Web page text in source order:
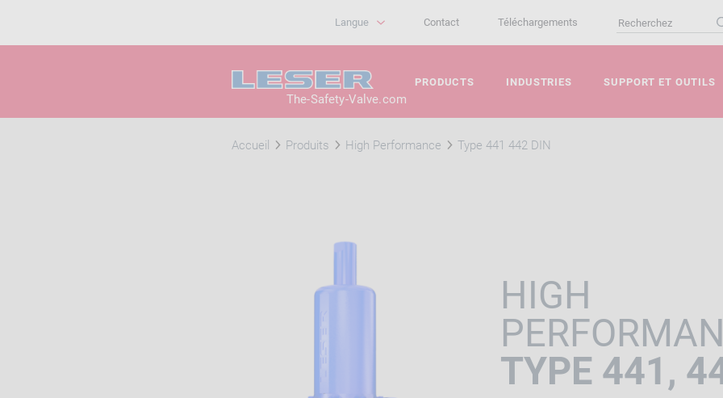
Contact Téléchargements
Langue
The-Safety-Valve.com
PRODUCTS INDUSTRIES SUPPORT ET OUTILS
Accueil Produits High Performance Type 441 442 DIN
HIGH
TYPE 441,